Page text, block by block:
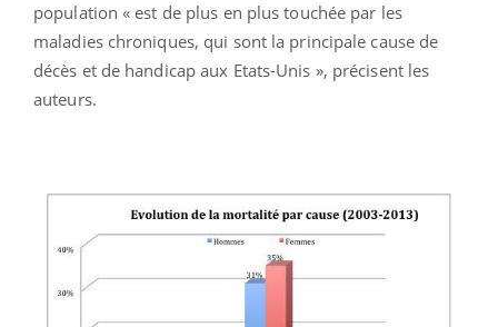
population « est de plus en plus touchée par les
maladies chroniques, qui sont la principale cause de
décès et de handicap aux Etats-Unis », précisent les
auteurs.